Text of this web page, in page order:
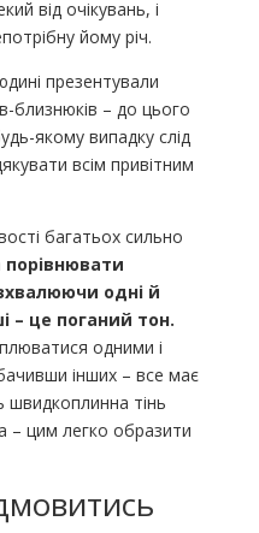
від очікувань, і
йому річ.
презентували
близнюків – до цього
якому випадку слід
всім привітним
багатьох сильно
одні й
– це поганий тон.
одними і
інших – все має
швидкоплинна тінь
– цим легко образити